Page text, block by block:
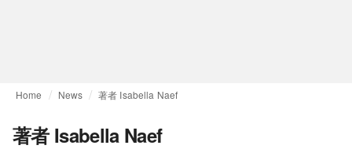
Home News 著者 Isabella Naef
著者 Isabella Naef